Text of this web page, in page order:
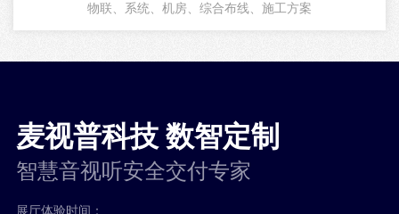
物联、系统、机房、综合布线、施工方案
麦视普科技 数智定制
智慧音视听安全交付专家
展厅体验时间：